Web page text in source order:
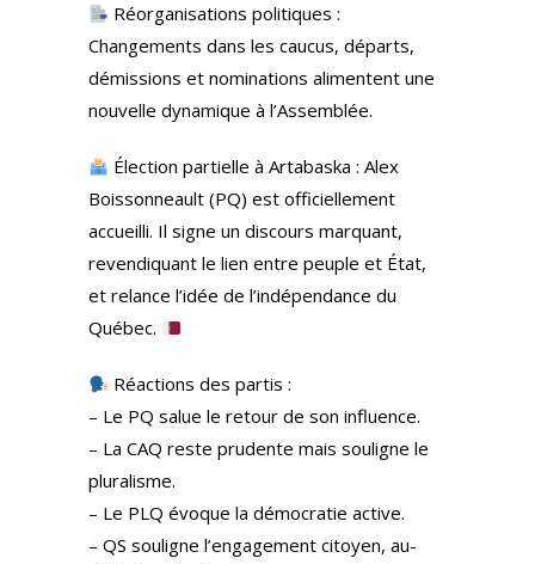
Réorganisations politiques :
Changements dans les caucus, départs,
démissions et nominations alimentent une
nouvelle dynamique à l’Assemblée.
Élection partielle à Artabaska : Alex
Boissonneault (PQ) est officiellement
accueilli. Il signe un discours marquant,
revendiquant le lien entre peuple et État,
et relance l’idée de l’indépendance du
Québec.
Réactions des partis :
– Le PQ salue le retour de son influence.
– La CAQ reste prudente mais souligne le
pluralisme.
– Le PLQ évoque la démocratie active.
– QS souligne l’engagement citoyen, au-